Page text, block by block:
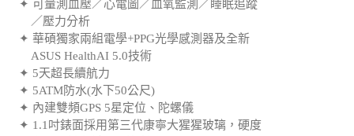
／壓力分析
✦ 華碩獨家兩組電學+PPG光學感測器及全新
ASUS HealthAI 5.0技術
✦ 5天超長續航力
✦ 5ATM防水(水下50公尺)
✦ 內建雙頻GPS 5星定位、陀螺儀
✦ 1.1吋錶面採用第三代康寧大猩猩玻璃，硬度
高、反射率低、更抗刮